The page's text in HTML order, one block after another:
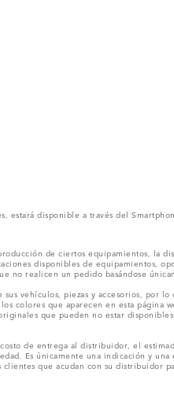
disponible a través del
de ciertos equipamientos, la
disponibles de equipamientos,
realicen un pedido basándose
vehículos, piezas y accesorios, por
que aparecen en esta página
que pueden no estar
de entrega al distribuidor, el
Es únicamente una indicación y
que acudan con su distribuidor